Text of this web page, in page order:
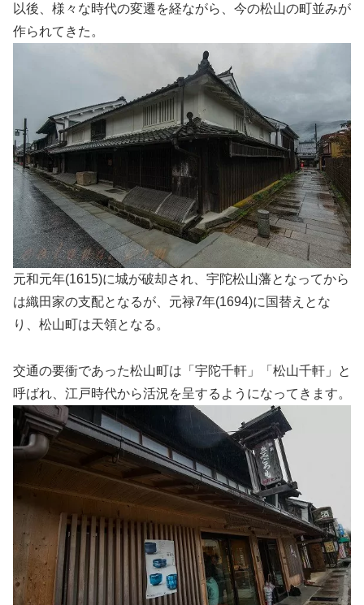
以後、様々な時代の変遷を経ながら、今の松山の町並みが
作られてきた。
元和元年(1615)に城が破却され、宇陀松山藩となってから
は織田家の支配となるが、元禄7年(1694)に国替えとな
り、松山町は天領となる。
交通の要衝であった松山町は「宇陀千軒」「松山千軒」と
呼ばれ、江戸時代から活況を呈するようになってきます。